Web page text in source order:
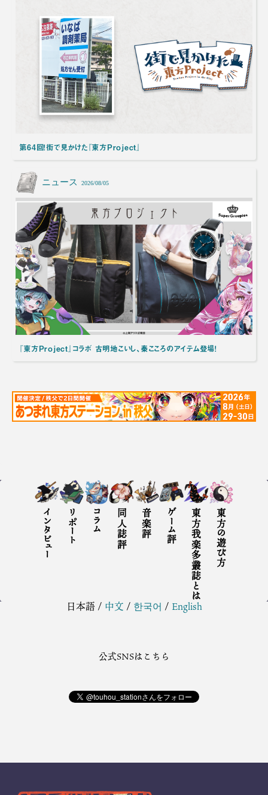
第64回！街で見かけた『東方Project』
ニュース 2026/08/05
『東方Project』コラボ 古明地こいし、秦こころのアイテム登場！
インタビュー リポート コラム 同人誌評 音楽評 ゲーム評 東方我楽多叢誌とは 東方の遊び方
日本語/ 中文 / 한국어 / English
公式SNSはこちら